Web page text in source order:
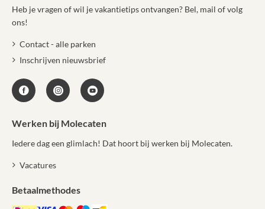
Heb je vragen of wil je vakantietips ontvangen? Bel, mail of volg
ons!
Contact - alle parken
Inschrijven nieuwsbrief
Werken bij Molecaten
Iedere dag een glimlach! Dat hoort bij werken bij Molecaten.
Vacatures
Betaalmethodes